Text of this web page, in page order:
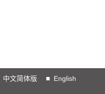
中文简体版 ■ English